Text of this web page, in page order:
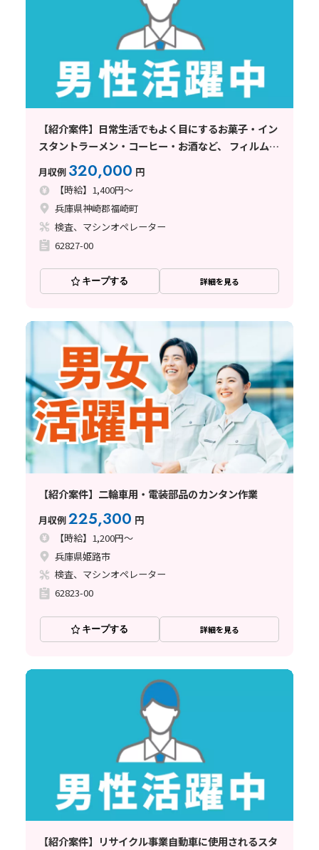
【紹介案件】日常生活でもよく目にするお菓子・イン
スタントラーメン・コーヒー・お酒など、 フィルムや
紙のパッケージを製造している企業
月収例 320,000 円
【時給】1,400円～
兵庫県神崎郡福崎町
検査、マシンオペレーター
62827-00
キープする 詳細を見る
【紹介案件】二輪車用・電装部品のカンタン作業
月収例225,300 円
【時給】1,200円～
兵庫県姫路市
検査、マシンオペレーター
62823-00
キープする 詳細を見る
【紹介案件】リサイクル事業自動車に使用されるスタ